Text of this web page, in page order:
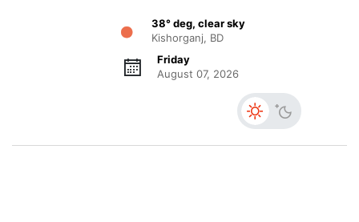
38° deg, clear sky
Kishorganj, BD
Friday
August 07, 2026